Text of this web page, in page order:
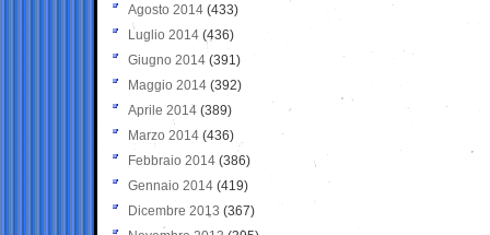
Agosto 2014 (433)
Luglio 2014 (436)
Giugno 2014 (391)
Maggio 2014 (392)
Aprile 2014 (389)
Marzo 2014 (436)
Febbraio 2014 (386)
Gennaio 2014 (419)
Dicembre 2013 (367)